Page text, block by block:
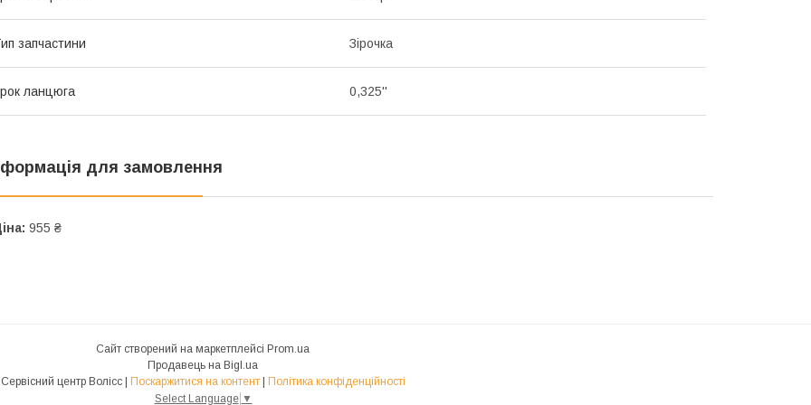
запчастини Зірочка
ланцюга 0,325''
для замовлення
955 ₴
Сайт створений на маркетплейсі Prom.ua
Продавець на Bigl.ua
Сервісний центр Волісс | Поскаржитися на контент | Політика конфіденційності
Select Language ▼